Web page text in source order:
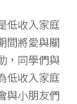
低收入家庭
間將愛與關
，同學們與
低收入家庭
與小朋友們